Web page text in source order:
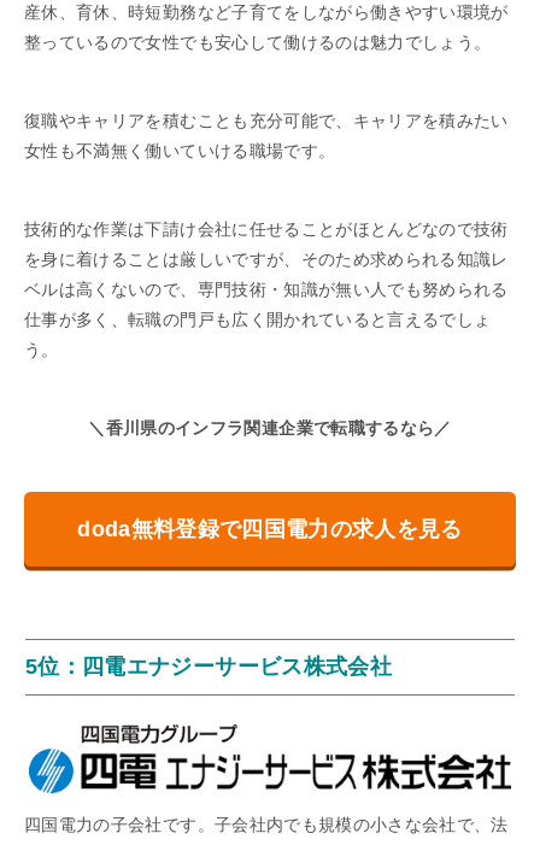
産休、育休、時短勤務など子育てをしながら働きやすい環境が
整っているので女性でも安心して働けるのは魅力でしょう。
復職やキャリアを積むことも充分可能で、キャリアを積みたい
女性も不満無く働いていける職場です。
技術的な作業は下請け会社に任せることがほとんどなので技術
を身に着けることは厳しいですが、そのため求められる知識レ
ベルは高くないので、専門技術・知識が無い人でも努められる
仕事が多く、転職の門戸も広く開かれていると言えるでしょ
う。
＼香川県のインフラ関連企業で転職するなら／
doda無料登録で四国電力の求人を見る
5位：四電エナジーサービス株式会社
四国電力の子会社です。子会社内でも規模の小さな会社で、法